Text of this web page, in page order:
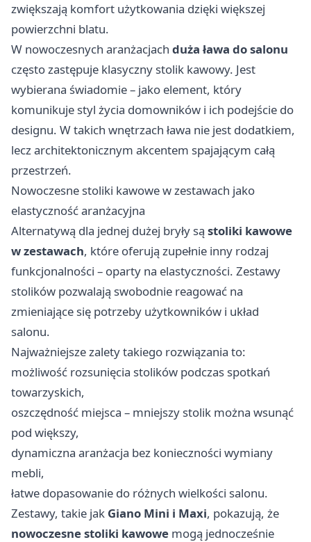
zwiększają komfort użytkowania dzięki większej
powierzchni blatu.
W nowoczesnych aranżacjach duża ława do salonu
często zastępuje klasyczny stolik kawowy. Jest
wybierana świadomie – jako element, który
komunikuje styl życia domowników i ich podejście do
designu. W takich wnętrzach ława nie jest dodatkiem,
lecz architektonicznym akcentem spajającym całą
przestrzeń.
Nowoczesne stoliki kawowe w zestawach jako
elastyczność aranżacyjna
Alternatywą dla jednej dużej bryły są stoliki kawowe
w zestawach, które oferują zupełnie inny rodzaj
funkcjonalności – oparty na elastyczności. Zestawy
stolików pozwalają swobodnie reagować na
zmieniające się potrzeby użytkowników i układ
salonu.
Najważniejsze zalety takiego rozwiązania to:
możliwość rozsunięcia stolików podczas spotkań
towarzyskich,
oszczędność miejsca – mniejszy stolik można wsunąć
pod większy,
dynamiczna aranżacja bez konieczności wymiany
mebli,
łatwe dopasowanie do różnych wielkości salonu.
Zestawy, takie jak Giano Mini i Maxi, pokazują, że
nowoczesne stoliki kawowe mogą jednocześnie